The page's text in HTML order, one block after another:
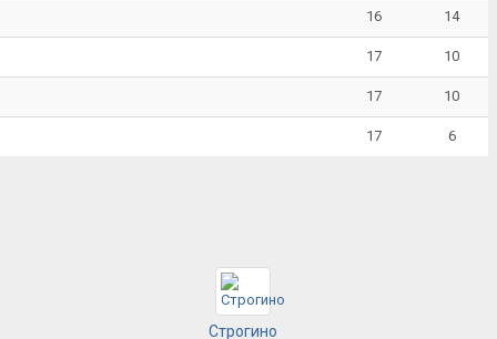
16 14
17 10
17 10
17 6
Строгино